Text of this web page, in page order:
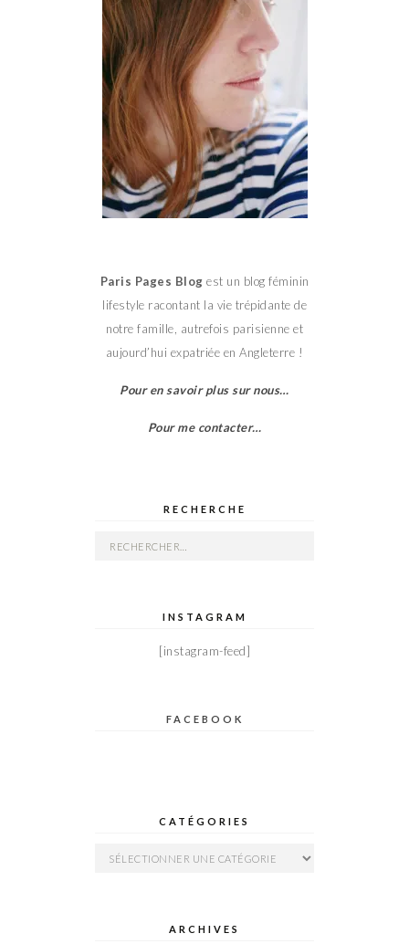
Paris Pages Blog est un blog féminin
lifestyle racontant la vie trépidante de
notre famille, autrefois parisienne et
aujourd’hui expatriée en Angleterre !
Pour en savoir plus sur nous…
Pour me contacter…
RECHERCHE
Rechercher :
INSTAGRAM
[instagram-feed]
FACEBOOK
CATÉGORIES
Catégories
ARCHIVES